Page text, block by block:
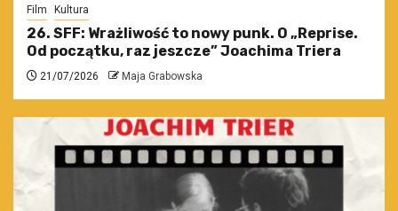
Film Kultura
26. SFF: Wrażliwość to nowy punk. O „Reprise.
Od początku, raz jeszcze” Joachima Triera
21/07/2026 Maja Grabowska